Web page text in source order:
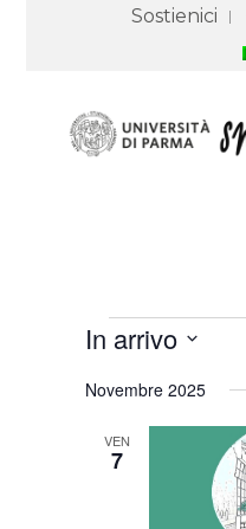
Sostienici
Eventi
In arrivo
data.
Novembre 2025
VEN
7